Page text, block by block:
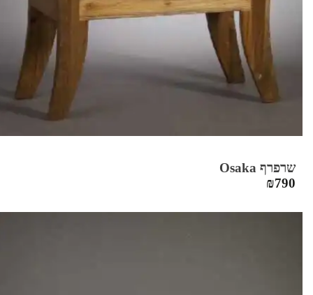
שרפרף Osaka
₪790